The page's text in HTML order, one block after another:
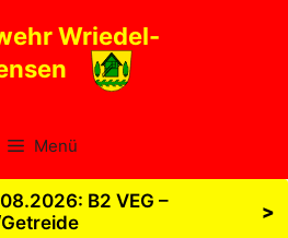
Wriedel-
Menü
B2 VEG –
>